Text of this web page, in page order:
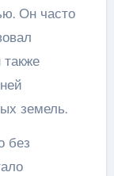
Он часто
земель.
без